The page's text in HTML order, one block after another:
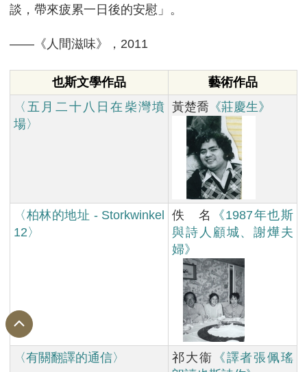
談，帶來疲累一日後的安慰」。
——《人間滋味》，2011
也斯文學作品
藝術作品
〈五月二十八日在柴灣墳
場〉
黃楚喬 《莊慶生》
〈柏林的地址 - Storkwinkel
12〉
佚 名
《1987年也斯
與詩人顧城、謝燁夫
婦》
〈有關翻譯的通信〉 祁大衞 《譯者張佩瑤